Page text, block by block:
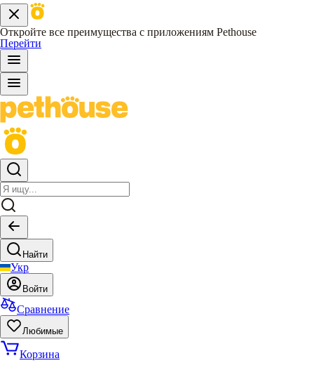
Откройте все преимущества с приложениям Pethouse
Перейти
Найти
Укр
Войти
Сравнение
Любимые
Корзина